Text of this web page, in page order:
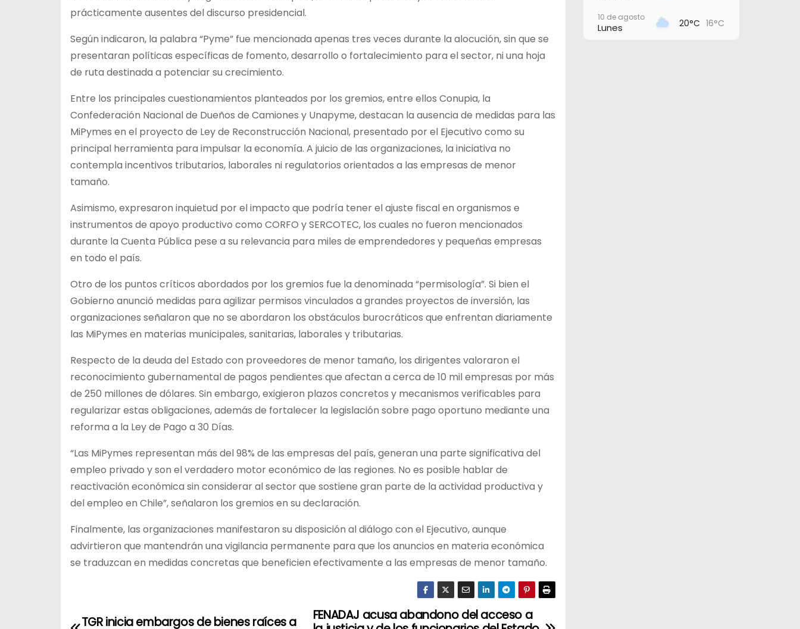
prácticamente ausentes del discurso presidencial.
Según indicaron, la palabra “Pyme” fue mencionada apenas tres veces durante la alocución, sin que se
presentaran políticas específicas de fomento, desarrollo o fortalecimiento para el sector, ni una hoja
de ruta destinada a potenciar su crecimiento.
Entre los principales cuestionamientos planteados por los gremios, entre ellos Conupia, la
Confederación Nacional de Dueños de Camiones y Unapyme, destacan la ausencia de medidas para las
MiPymes en el proyecto de Ley de Reconstrucción Nacional, presentado por el Ejecutivo como su
principal herramienta para impulsar la economía. A juicio de las organizaciones, la iniciativa no
contempla incentivos tributarios, laborales ni regulatorios orientados a las empresas de menor
tamaño.
Asimismo, expresaron inquietud por el impacto que podría tener el ajuste fiscal en organismos e
instrumentos de apoyo productivo como CORFO y SERCOTEC, los cuales no fueron mencionados
durante la Cuenta Pública pese a su relevancia para miles de emprendedores y pequeñas empresas
en todo el país.
Otro de los puntos críticos abordados por los gremios fue la denominada “permisología”. Si bien el
Gobierno anunció medidas para agilizar permisos vinculados a grandes proyectos de inversión, las
organizaciones señalaron que no se abordaron los obstáculos burocráticos que enfrentan diariamente
las MiPymes en materias municipales, sanitarias, laborales y tributarias.
Respecto de la deuda del Estado con proveedores de menor tamaño, los dirigentes valoraron el
reconocimiento gubernamental de pagos pendientes que afectan a cerca de 10 mil empresas por más
de 250 millones de dólares. Sin embargo, exigieron plazos concretos y mecanismos verificables para
regularizar estas obligaciones, además de fortalecer la legislación sobre pago oportuno mediante una
reforma a la Ley de Pago a 30 Días.
“Las MiPymes representan más del 98% de las empresas del país, generan una parte significativa del
empleo privado y son el verdadero motor económico de las regiones. No es posible hablar de
reactivación económica sin considerar al sector que sostiene gran parte de la actividad productiva y
del empleo en Chile”, señalaron los gremios en su declaración.
Finalmente, las organizaciones manifestaron su disposición al diálogo con el Ejecutivo, aunque
advirtieron que mantendrán una vigilancia permanente para que los anuncios en materia económica
se traduzcan en medidas concretas que beneficien efectivamente a las empresas de menor tamaño.
N
FENADAJ acusa abandono del acceso a
TGR inicia embargos de bienes raíces a
10 de agosto
Lunes 20°C 16°C